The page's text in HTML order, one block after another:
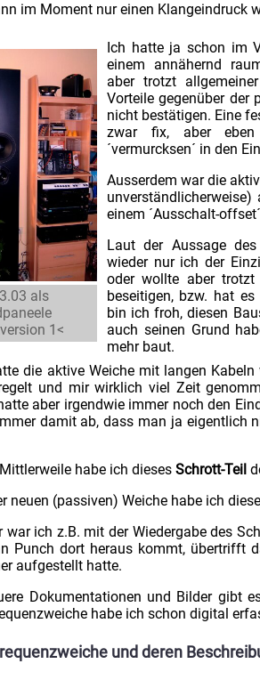
im Moment nur einen Klangeindruck
als
1<
Ich hatte ja schon im
einem annähernd
aber trotzt
Vorteile gegenüber der
nicht bestätigen. Eine
zwar fix, aber
´vermurcksen´ in den
Ausserdem war die
unverständlicherweise)
einem ´Ausschalt-
Laut der Aussage des
wieder nur ich der
oder wollte aber trotzt
beseitigen, bzw. hat
bin ich froh, diesen
auch seinen Grund
mehr baut.
die aktive Weiche mit langen
und mir wirklich viel Zeit
aber irgendwie immer noch den
damit ab, dass man ja eigentlich
Mittlerweile habe ich diesesSchrott-Teil
neuen (passiven) Weiche habe ich
war ich z.B. mit der Wiedergabe des
Punch dort heraus kommt, übertrifft
aufgestellt hatte.
Dokumentationen und Bilder gibt
habe ich schon digital
und deren